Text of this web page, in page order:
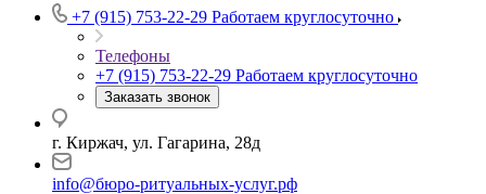
+7 (915) 753-22-29 Работаем круглосуточно
Телефоны
+7 (915) 753-22-29 Работаем круглосуточно
Заказать звонок
г. Киржач, ул. Гагарина, 28д
info@бюро-ритуальных-услуг.рф